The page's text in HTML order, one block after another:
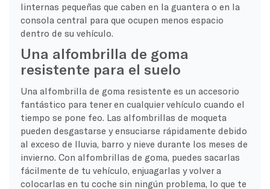
linternas pequeñas que caben en la guantera o en la
consola central para que ocupen menos espacio
dentro de su vehículo.
Una alfombrilla de goma
resistente para el suelo
Una alfombrilla de goma resistente es un accesorio
fantástico para tener en cualquier vehículo cuando el
tiempo se pone feo. Las alfombrillas de moqueta
pueden desgastarse y ensuciarse rápidamente debido
al exceso de lluvia, barro y nieve durante los meses de
invierno. Con alfombrillas de goma, puedes sacarlas
fácilmente de tu vehículo, enjuagarlas y volver a
colocarlas en tu coche sin ningún problema, lo que te